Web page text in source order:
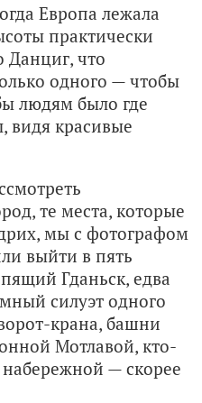
Европа лежала
практически
что
одного — чтобы
людям было где
видя красивые
те места, которые
мы с фотографом
выйти в пять
Гданьск, едва
силуэт одного
крана, башни
Мотлавой, кто-
— скорее